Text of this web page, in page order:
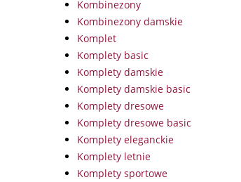
Kombinezony
Kombinezony damskie
Komplet
Komplety basic
Komplety damskie
Komplety damskie basic
Komplety dresowe
Komplety dresowe basic
Komplety eleganckie
Komplety letnie
Komplety sportowe